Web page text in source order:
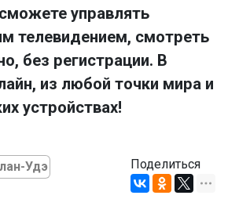
управлять
телевидением, смотреть
без регистрации. В
из любой точки мира и
устройствах!
Удэ Поделиться